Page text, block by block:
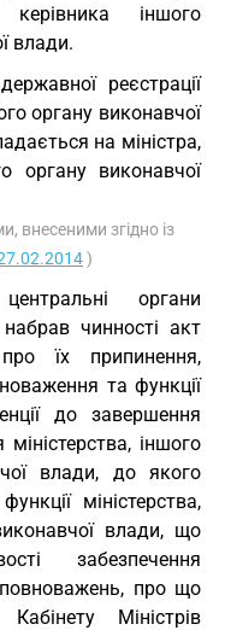
іншого
влади.
реєстрації
органу виконавчої
на міністра,
органу виконавчої
внесеними згідно із
)
органи
чинності акт
про їх припинення,
та функції
до завершення
іншого
влади, до якого
міністерства,
влади, що
забезпечення
про що
Міністрів